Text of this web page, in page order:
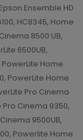
Ensemble HD
HC8345, Home
8500 UB,
6500UB,
PowerLite Home
PowerLite Home
Pro Cinema
Pro Cinema 9350,
9500UB,
Powerlite Home